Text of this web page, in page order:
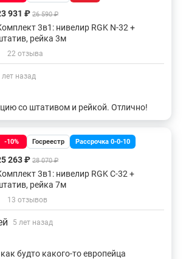
только вместе с рейкой, с которой
работы.
оптический нивелир вы можете в
РУСГЕОКОМ. Мы также
931 ₽ 26 590 ₽
3в1: нивелир RGK N-32 +
рейка 3м
22 отзыва
лет назад
со штативом и рейкой. Отлично!
-10% Госреестр Рассрочка 0-0-10
263 ₽ 28 070 ₽
3в1: нивелир RGK C-32 +
рейка 7м
13 отзывов
5 лет назад
будто какого-то европейца